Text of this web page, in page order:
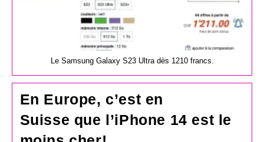
Le Samsung Galaxy S23 Ultra dès 1210 francs.
En Europe, c’est en
Suisse que l’iPhone 14 est le